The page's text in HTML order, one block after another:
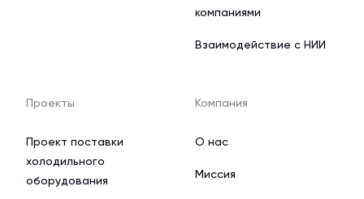
компаниями
Взаимодействие с НИИ
Проекты
Проект поставки
холодильного
оборудования
Компания
О нас
Миссия